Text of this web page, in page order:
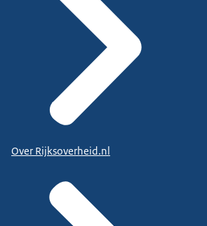
Over Rijksoverheid.nl